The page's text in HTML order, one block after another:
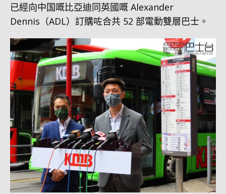
已經向中国嘅比亞迪同英國嘅 Alexander
Dennis（ADL）訂購咗合共 52 部電動雙層巴士。